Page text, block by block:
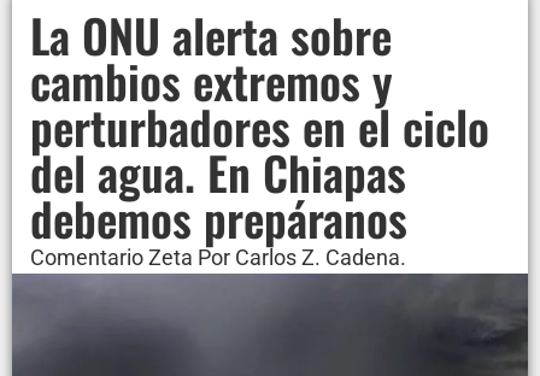
La ONU alerta sobre
cambios extremos y
perturbadores en el ciclo
del agua. En Chiapas
debemos prepáranos
Comentario Zeta Por Carlos Z. Cadena.